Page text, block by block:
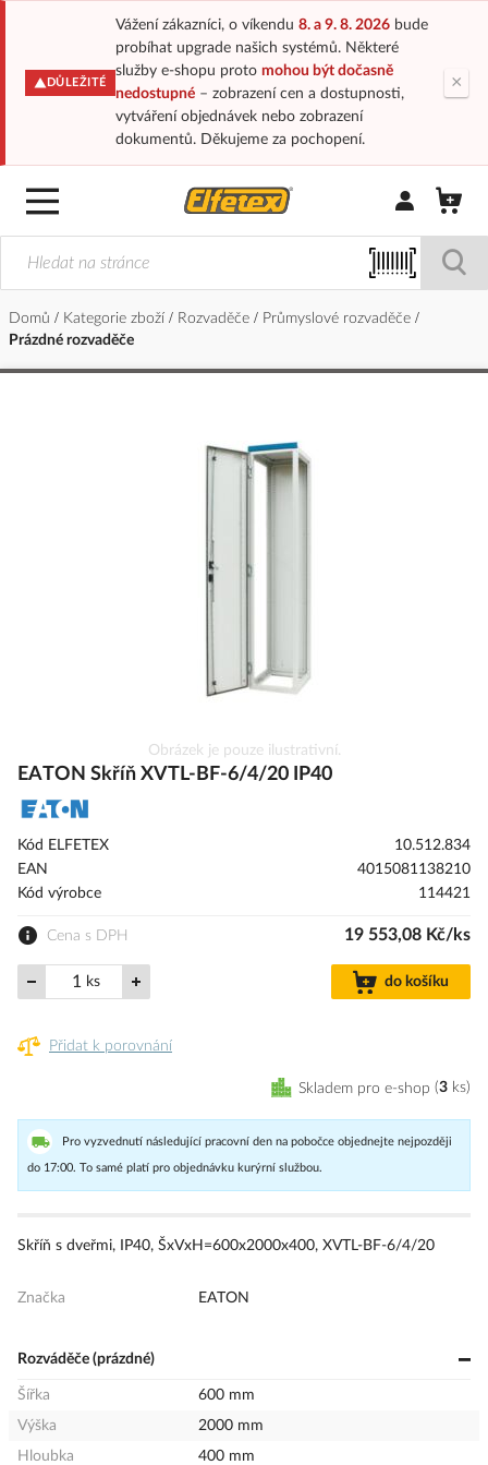
DŮLEŽITÉ
Vážení zákazníci, o víkendu 8. a 9. 8. 2026bude
probíhat upgrade našich systémů. Některé
služby e-shopu proto mohou být dočasně
nedostupné– zobrazení cen a dostupnosti,
vytváření objednávek nebo zobrazení
dokumentů. Děkujeme za pochopení.
×
Přihlásit/
Domů Kategorie zboží Rozvaděče
Průmyslové rozvaděče
Prázdné rozvaděče
na
galerie
s
Obrázek je pouze ilustrativní.
EATON Skříň XVTL-BF-6/4/20 IP40
Kód ELFETEX
10.512.834
EAN
4015081138210
Kód výrobce
114421
Cena s DPH 19 553,08 Kč/ks
ks do košíku
Přidat k porovnání
Skladem pro e-shop 3 ks
Pro vyzvednutí následující pracovní den na pobočce objednejte nejpozději
do 17:00. To samé platí pro objednávku kurýrní službou.
Skříň s dveřmi, IP40, ŠxVxH=600x2000x400, XVTL-BF-6/4/20
Značka EATON
Rozváděče (prázdné)
Šířka
600 mm
Výška
2000 mm
Hloubka
400 mm